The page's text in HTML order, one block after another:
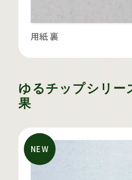
用紙 裏
ゆるチップシリー
果
NEW